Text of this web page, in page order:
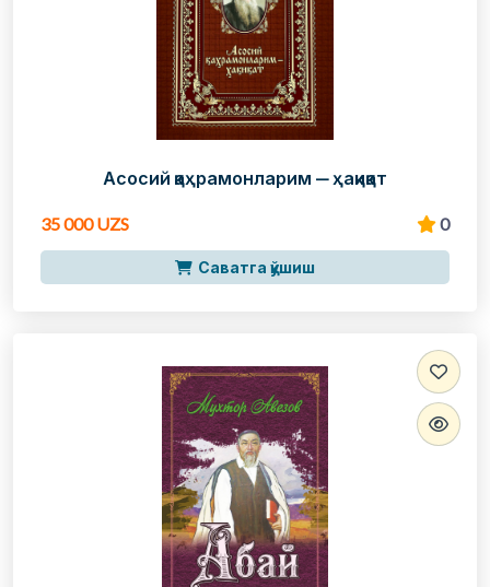
Асосий қаҳрамонларим — ҳақиқат
35 000 UZS 0
Саватга қўшиш